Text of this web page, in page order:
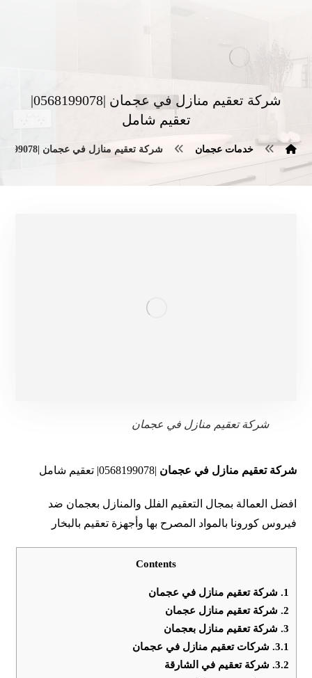
شركة تعقيم منازل في عجمان |0568199078|
تعقيم شامل
خدمات عجمان شركة تعقيم منازل في عجمان |0568199078| تعقيم شامل
شركة تعقيم منازل في عجمان
شركة تعقيم منازل في عجمان |0568199078| تعقيم شامل
افضل العمالة بمجال التعقيم الفلل والمنازل بعجمان ضد
فيروس كورونا بالمواد المصرح بها وأجهزة تعقيم بالبخار
Contents
1. شركة تعقيم منازل في عجمان
2. شركة تعقيم منازل عجمان
3. شركة تعقيم منازل بعجمان
3.1. شركات تعقيم منازل في عجمان
3.2. شركة تعقيم في الشارقة